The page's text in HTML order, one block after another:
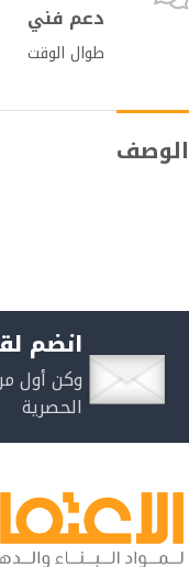
دعم فني
طوال الوقت
الوصف
انضم
وكن أول
الحصرية